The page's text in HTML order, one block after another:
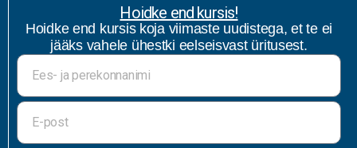
Hoidke end kursis!
Hoidke end kursis koja viimaste uudistega, et te ei
jääks vahele ühestki eelseisvast üritusest.